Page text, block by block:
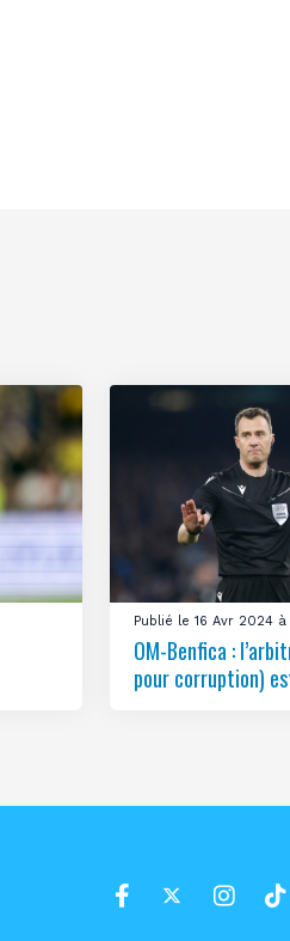
Publié le 16 Avr 2024 à
OM-Benfica :
pour corruption)